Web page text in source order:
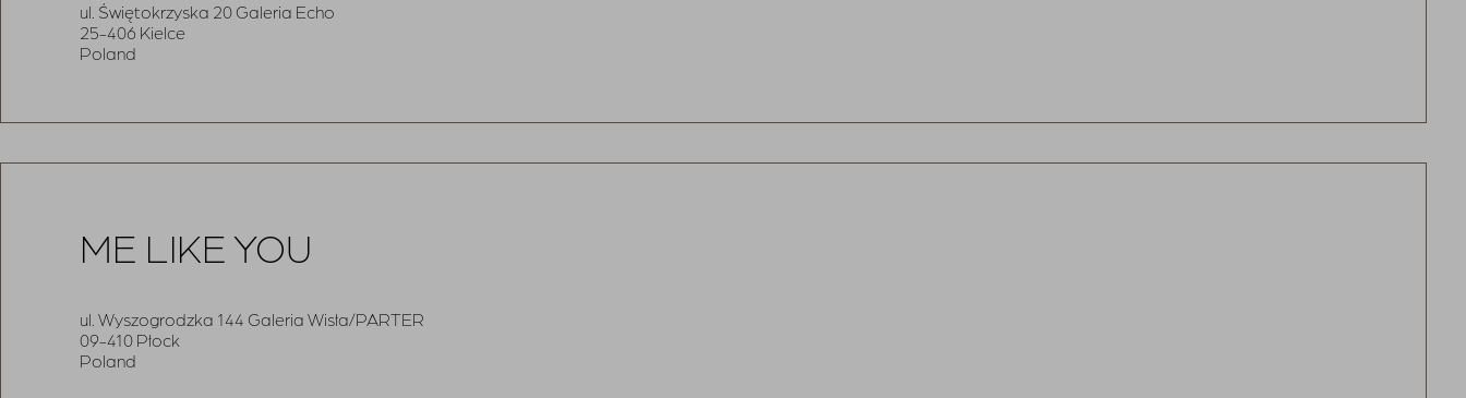
ul. Świętokrzyska 20 Galeria Echo
25-406 Kielce
Poland
ME LIKE YOU
ul. Wyszogrodzka 144 Galeria Wisła/PARTER
09-410 Płock
Poland